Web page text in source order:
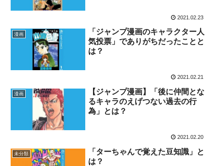
2021.02.23
漫画
「ジャンプ漫画のキャラクター人
気投票」でありがちだったことと
は？
2021.02.21
漫画
【ジャンプ漫画】「後に仲間とな
るキャラのえげつない過去の行
為」とは？
2021.02.20
未分類
「ターちゃんで覚えた豆知識」と
は？